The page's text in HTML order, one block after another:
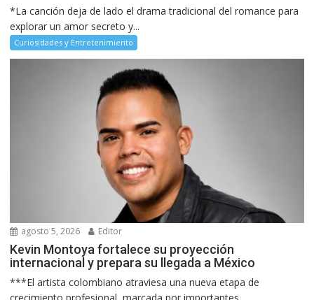
*La canción deja de lado el drama tradicional del romance para
explorar un amor secreto y...
Curiosidades y Entretenimiento
agosto 5, 2026 Editor
Kevin Montoya fortalece su proyección
internacional y prepara su llegada a México
***El artista colombiano atraviesa una nueva etapa de